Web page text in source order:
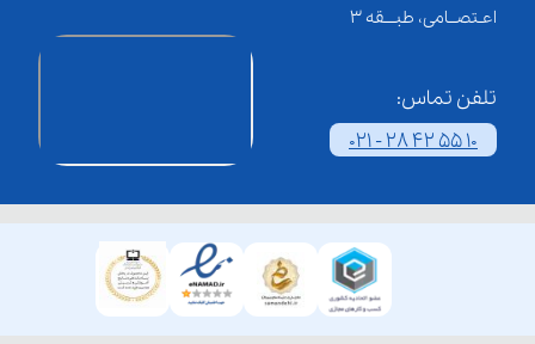
اعـتصــامی، طبـــقه 3
تلفن تماس:
021 - 28 42 55 10